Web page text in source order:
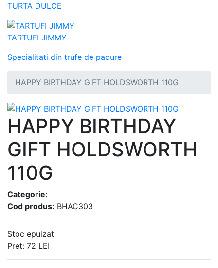
TURTA DULCE
TARTUFI JIMMY
Specialitati din trufe de padure
HAPPY BIRTHDAY GIFT HOLDSWORTH 110G
HAPPY BIRTHDAY
GIFT HOLDSWORTH
110G
Categorie:
Cod produs: BHAC303
Stoc epuizat
Pret: 72 LEI